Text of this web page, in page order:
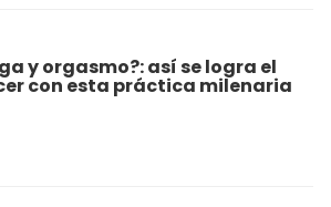
y orgasmo?: así se logra el
con esta práctica milenaria